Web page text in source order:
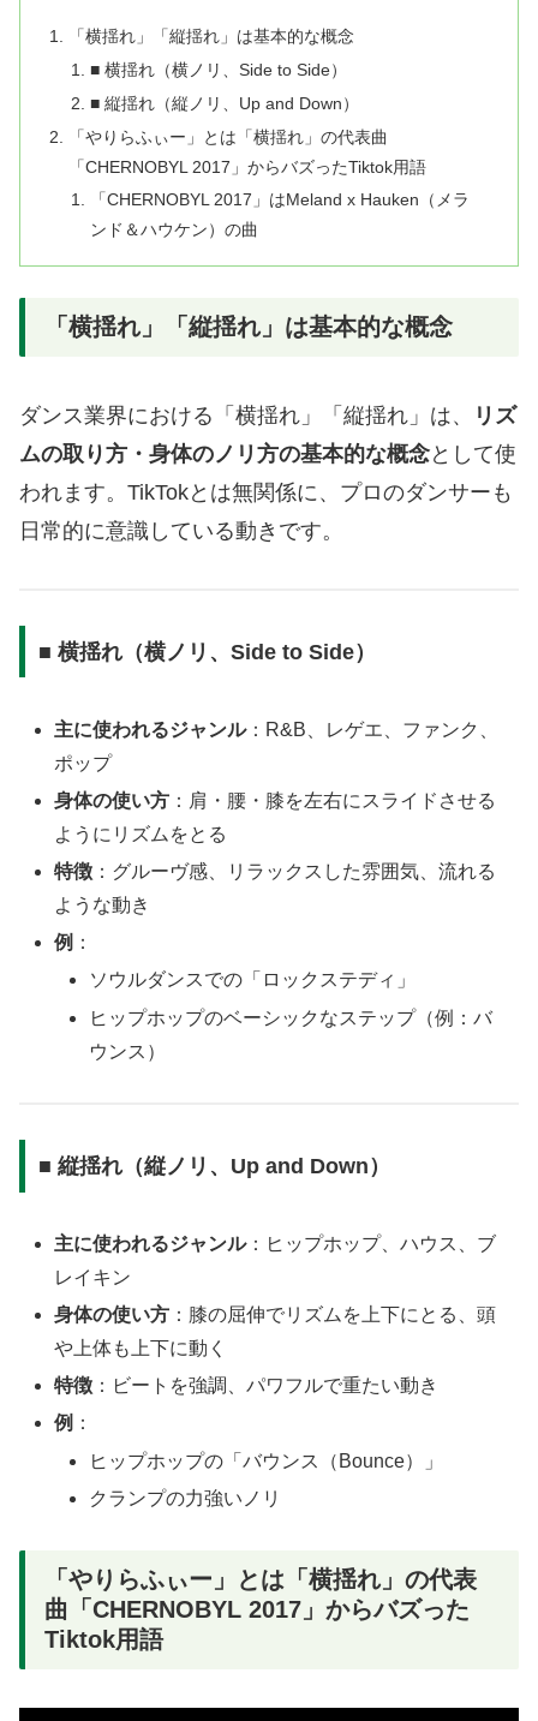
「横揺れ」「縦揺れ」は基本的な概念
■ 横揺れ（横ノリ、Side to Side）
■ 縦揺れ（縦ノリ、Up and Down）
「やりらふぃー」とは「横揺れ」の代表曲
「CHERNOBYL 2017」からバズったTiktok用語
「CHERNOBYL 2017」はMeland x Hauken（メラ
ンド＆ハウケン）の曲
「横揺れ」「縦揺れ」は基本的な概念
ダンス業界における「横揺れ」「縦揺れ」は、
リズ
ムの取り方・身体のノリ方の基本的な概念として使
われます。TikTokとは無関係に、プロのダンサーも
日常的に意識している動きです。
■ 横揺れ（横ノリ、Side to Side）
主に使われるジャンル：R&B、レゲエ、ファンク、
ポップ
身体の使い方 ：肩・腰・膝を左右にスライドさせる
ようにリズムをとる
特徴 ：グルーヴ感、リラックスした雰囲気、流れる
ような動き
例 ：
ソウルダンスでの「ロックステディ」
ヒップホップのベーシックなステップ（例：バ
ウンス）
■ 縦揺れ（縦ノリ、Up and Down）
主に使われるジャンル：ヒップホップ、ハウス、ブ
レイキン
身体の使い方 ：膝の屈伸でリズムを上下にとる、頭
や上体も上下に動く
特徴 ：ビートを強調、パワフルで重たい動き
例 ：
ヒップホップの「バウンス（Bounce）」
クランプの力強いノリ
「やりらふぃー」とは「横揺れ」の代表
曲「CHERNOBYL 2017」からバズった
Tiktok用語